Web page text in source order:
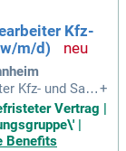
Kfz-
m/d)
Kfz- und Sach
Baden-Württ
Wochenar
Besetzungs
+
Vertrag |
|
Benefits